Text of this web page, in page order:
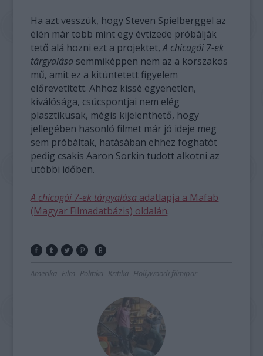
Ha azt vesszük, hogy Steven Spielberggel az
élén már több mint egy évtizede próbálják
tető alá hozni ezt a projektet,A chicagói 7-ek
tárgyalása semmiképpen nem az a korszakos
mű, amit ez a kitüntetett figyelem
előrevetített. Ahhoz kissé egyenetlen,
kiválósága, csúcspontjai nem elég
plasztikusak, mégis kijelenthető, hogy
jellegében hasonló filmet már jó ideje meg
sem próbáltak, hatásában ehhez foghatót
pedig csakis Aaron Sorkin tudott alkotni az
utóbbi időben.
A chicagói 7-ek tárgyalása adatlapja a Mafab
(Magyar Filmadatbázis) oldalán.
Amerika Film Politika Kritika Hollywoodi filmipar